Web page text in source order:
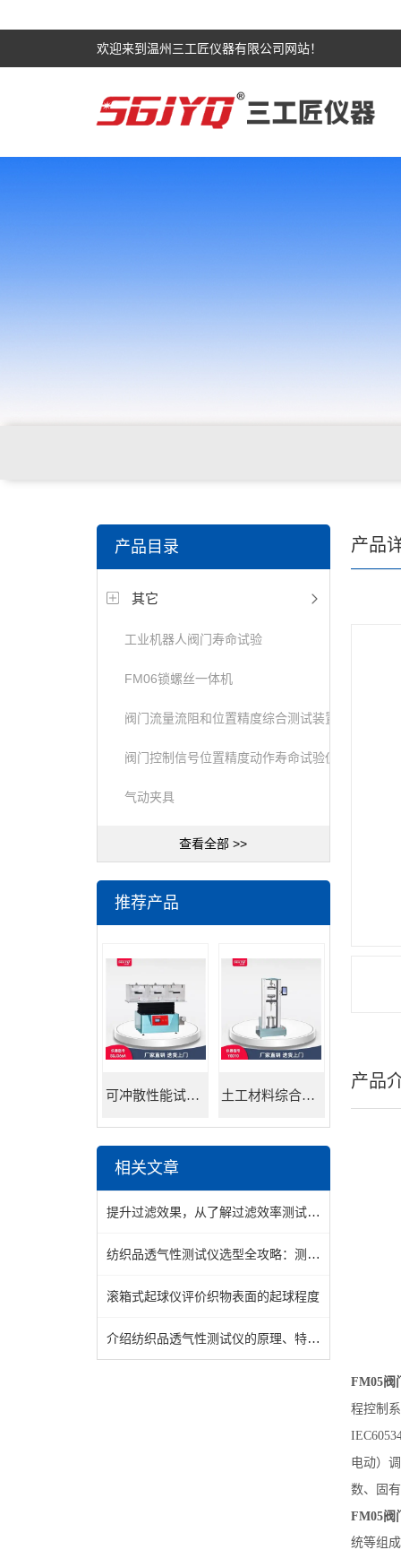
欢迎来到温州三工匠仪器有限公司网站！
电缆，包装材料，箱包等行业
产品目录
其它
工业机器人阀门寿命试验
FM06锁螺丝一体机
阀门流量流阻和位置精度综合测试装置
阀门控制信号位置精度动作寿命试验仪
气动夹具
查看全部 >>
推荐产品
可冲散性能试验机 土工材料综合试验机
相关文章
提升过滤效果，从了解过滤效率测试仪开始
纺织品透气性测试仪选型全攻略：测试标准解读、参数匹配与适用织物品类分析
滚箱式起球仪评价织物表面的起球程度
介绍纺织品透气性测试仪的原理、特点及应用
产品
产品
FM05阀
程控制
电动）
数、固
FM05阀
统等组